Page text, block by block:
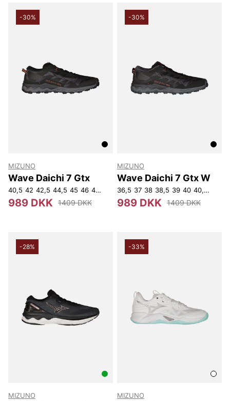
-30%
MIZUNO
Wave Daichi 7 Gtx
40,5 42 42,5 44,5 45 46 46,5
989 DKK 1409 DKK
-30%
MIZUNO
Wave Daichi 7 Gtx W
36,5 37 38 38,5 39 40 40,5
989 DKK 1409 DKK
-28%
MIZUNO
-33%
MIZUNO